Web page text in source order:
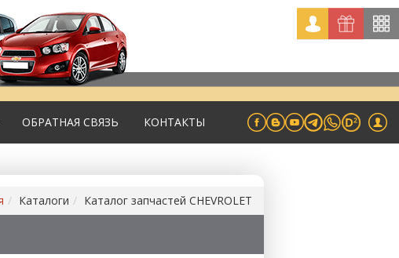
ОБРАТНАЯ СВЯЗЬ КОНТАКТЫ
Каталоги Каталог запчастей CHEVROLET